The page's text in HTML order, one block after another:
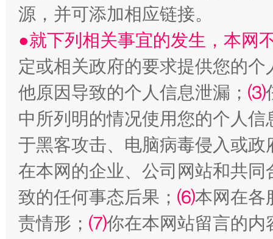
解纷+调解+退费，一次搞定
站台名比不上好声名
源，并可添加相应链接。
●就下列相关事宜的发生，本网
定或相关政府的要求提供您的个
他原因导致的个人信息泄漏； ⑶
中所列明的情况使用您的个人
于黑客攻击、电脑病毒侵入或
在本网的企业、公司网站和共
致的任何事态后果； ⑹本网在各
责情形； ⑺你在本网站留言的内